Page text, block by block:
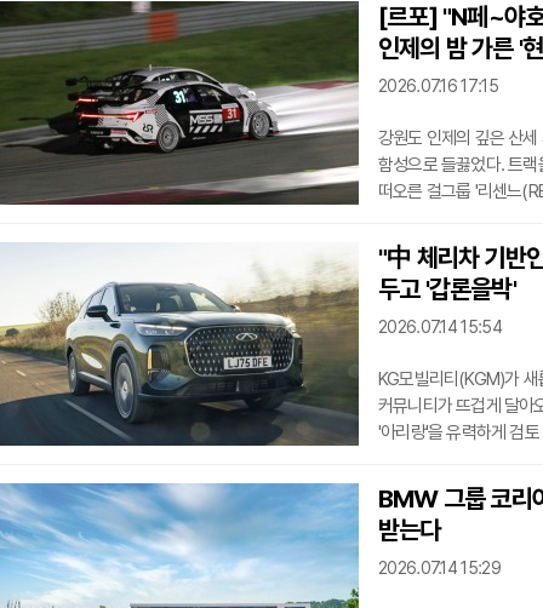
[르포] "N페~야
인제의 밤 가른 '
2026.07.16 17:15
강원도 인제의 깊은 산
함성으로 들끓었다. 트
떠오른 걸그룹 '리센느
아티스트들의 폭발적인
관람객이 한데 어우러
인제스피디움 서킷에서
인제스피디움은 1랩
"中 체리차 기반
두고 '갑론을박'
2026.07.14 15:54
KG모빌리티(KGM)가
커뮤니티가 뜨겁게 달아
'아리랑'을 유력하게 검
있다는 우려가 교차하며
최근 자사 고객과 가망
선호도 설문조사를 진
더불어 '아리랑', 또는 두
BMW 그룹 코리
받는다
2026.07.14 15:29